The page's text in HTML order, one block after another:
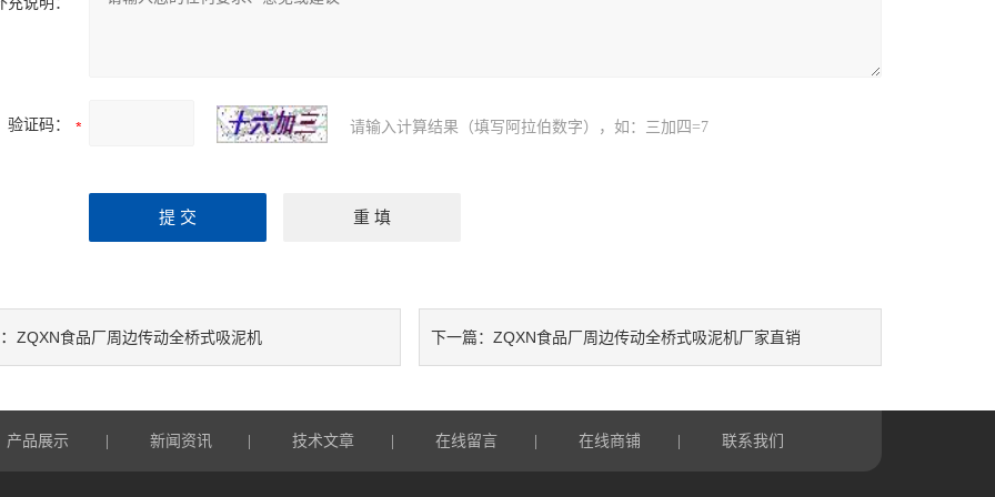
验证码： 请输入计算结果（填写阿拉伯数字），如：三加四=7
ZQXN食品厂周边传动全桥式吸泥机 下一篇： ZQXN食品厂周边传动全桥式吸泥机厂家直销
产品展示 | 新闻资讯 | 技术文章 | 在线留言 | 在线商铺 | 联系我们